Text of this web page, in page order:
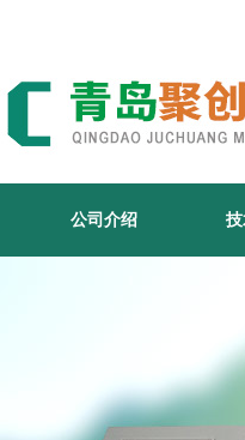
公司介绍